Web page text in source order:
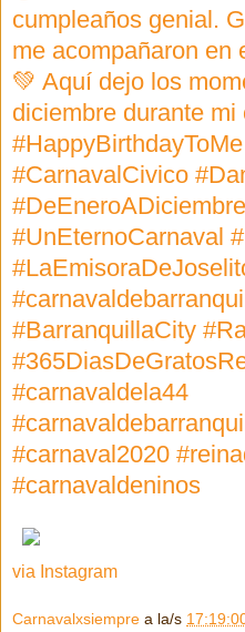
cumpleaños genial.
me acompañaron en
💚 Aquí dejo los
diciembre durante
#CarnavalCivico
#UnEternoCarnaval
#BarranquillaCity
#carnavaldela44
#carnaval2020
#carnavaldeninos
via Instagram
Carnavalxsiempre a la/s